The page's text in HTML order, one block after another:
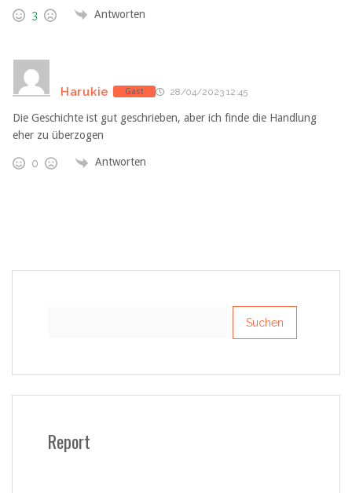
3 Antworten
Harukie Gast 28/04/2023 12:45
Die Geschichte ist gut geschrieben, aber ich finde die Handlung
eher zu überzogen
0 Antworten
Report